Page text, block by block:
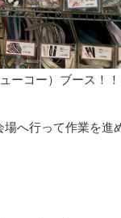
ーコー）ブース！！
へ行って作業を進